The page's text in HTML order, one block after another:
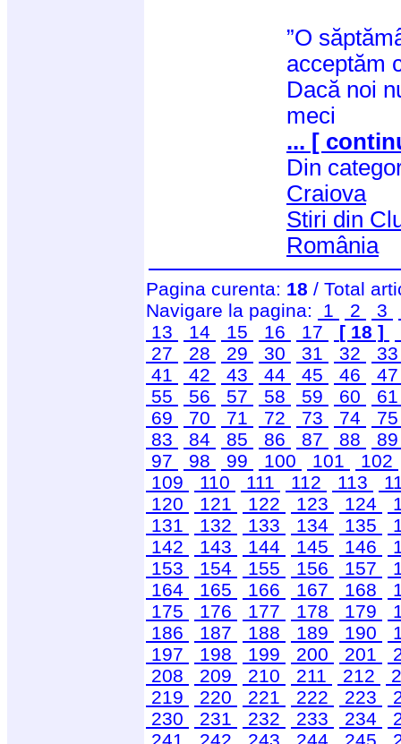
”O
acceptăm
Dacă noi
meci
... [
Din
Craiova
Stiri din
România
Pagina curenta: 18 / Total
Navigare la pagina:
1 2 3
13
14 15 16 17 [ 18 ]
27
28 29 30 31 32
41
42 43 44 45 46
55
56 57 58 59 60
69
70 71 72 73 74
83
84 85 86 87 88
97
98 99 100 101
102
109
110 111 112 113
120
121 122 123 124
131
132 133 134 135
142
143 144 145 146
153
154 155 156 157
164
165 166 167 168
175
176 177 178 179
186
187 188 189 190
197
198 199 200 201
208
209 210 211 212
219
220 221 222 223
230
231 232 233 234